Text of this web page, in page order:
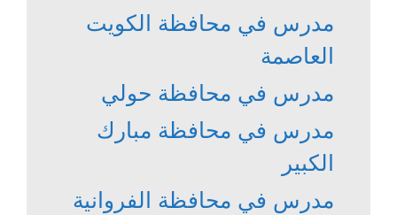
مدرس في محافظة الكويت
العاصمة
مدرس في محافظة حولي
مدرس في محافظة مبارك
الكبير
مدرس في محافظة الفروانية